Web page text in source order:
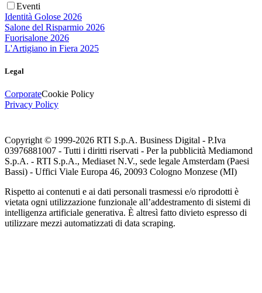
Eventi
Identità Golose 2026
Salone del Risparmio 2026
Fuorisalone 2026
L'Artigiano in Fiera 2025
Legal
CorporateCookie Policy
Privacy Policy
Copyright © 1999-2026 RTI S.p.A. Business Digital - P.Iva
03976881007 - Tutti i diritti riservati - Per la pubblicità Mediamond
S.p.A. - RTI S.p.A., Mediaset N.V., sede legale Amsterdam (Paesi
Bassi) - Uffici Viale Europa 46, 20093 Cologno Monzese (MI)
Rispetto ai contenuti e ai dati personali trasmessi e/o riprodotti è
vietata ogni utilizzazione funzionale all’addestramento di sistemi di
intelligenza artificiale generativa. È altresì fatto divieto espresso di
utilizzare mezzi automatizzati di data scraping.